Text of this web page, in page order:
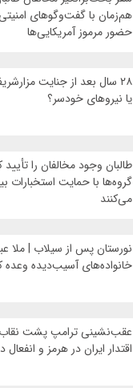
هم‌زمان با گفت‌وگوهای
حضور مرموز آمریکایی‌ها
۲۸ سال بعد از جنایت
یا نیروهای خودسر؟
طالبان وجود مخالفان را
گروه‌ها با حمایت استخبارات
می‌کنند
نورستان پس از سیلاب | ملا
خانواده‌های آسیب‌دیده وعده
عقب‌نشینی ترامپ پشت نقاب
اقتدار ایران در هرمز و